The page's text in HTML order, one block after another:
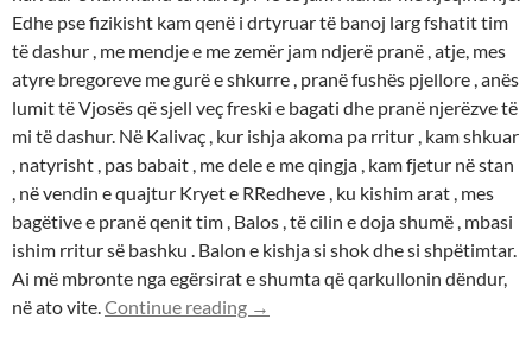
Edhe pse fizikisht kam qenë i drtyruar të banoj larg fshatit tim
të dashur , me mendje e me zemër jam ndjerë pranë , atje, mes
atyre bregoreve me gurë e shkurre , pranë fushës pjellore , anës
lumit të Vjosës që sjell veç freski e bagati dhe pranë njerëzve të
mi të dashur. Në Kalivaç , kur ishja akoma pa rritur , kam shkuar
, natyrisht , pas babait , me dele e me qingja , kam fjetur në stan
, në vendin e quajtur Kryet e RRedheve , ku kishim arat , mes
bagëtive e pranë qenit tim , Balos , të cilin e doja shumë , mbasi
ishim rritur së bashku . Balon e kishja si shok dhe si shpëtimtar.
Ai më mbronte nga egërsirat e shumta që qarkullonin dëndur,
në ato vite.Continue reading R E F L E K S I O N E (Një pohim i
→